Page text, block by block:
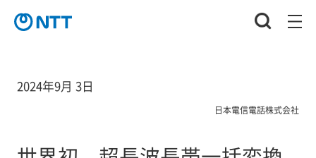
2024年9月 3日
日本電信電話株式会社